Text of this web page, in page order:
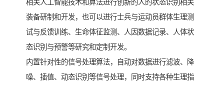
相关人工智能技术和算法进行创新的人的状态识别相关
装备研制和开发，也可以进行士兵与运动员群体生理测
试与反馈训练、生命体征监测、人因数据记录、人体状
态识别与预警等研究和定制开发。
内置针对性的信号处理算法，自动对数据进行滤波、降
噪、插值、动态识别等信号处理，同时支持各种生理指